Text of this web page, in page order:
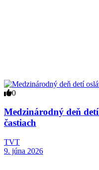
0
Medzinárodný deň
častiach
TVT
9. júna 2026